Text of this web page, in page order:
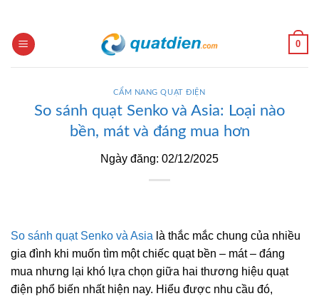
content
0
CẨM NANG QUẠT ĐIỆN
So sánh quạt Senko và Asia: Loại nào
bền, mát và đáng mua hơn
Ngày đăng: 02/12/2025
So sánh quạt Senko và Asia là thắc mắc chung của nhiều
gia đình khi muốn tìm một chiếc quạt bền – mát – đáng
mua nhưng lại khó lựa chọn giữa hai thương hiệu quạt
điện phổ biến nhất hiện nay. Hiểu được nhu cầu đó,